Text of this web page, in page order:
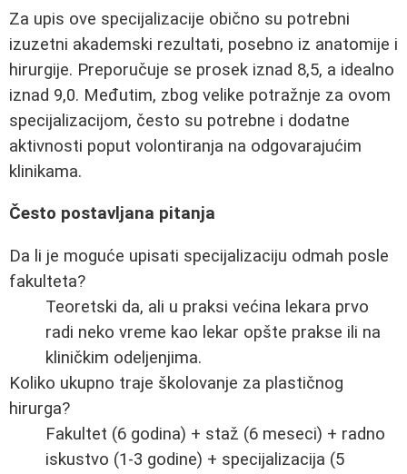
Za upis ove specijalizacije obično su potrebni
izuzetni akademski rezultati, posebno iz anatomije i
hirurgije. Preporučuje se prosek iznad 8,5, a idealno
iznad 9,0. Međutim, zbog velike potražnje za ovom
specijalizacijom, često su potrebne i dodatne
aktivnosti poput volontiranja na odgovarajućim
klinikama.
Često postavljana pitanja
Da li je moguće upisati specijalizaciju odmah posle
fakulteta?
Teoretski da, ali u praksi većina lekara prvo
radi neko vreme kao lekar opšte prakse ili na
kliničkim odeljenjima.
Koliko ukupno traje školovanje za plastičnog
hirurga?
Fakultet (6 godina) + staž (6 meseci) + radno
iskustvo (1-3 godine) + specijalizacija (5